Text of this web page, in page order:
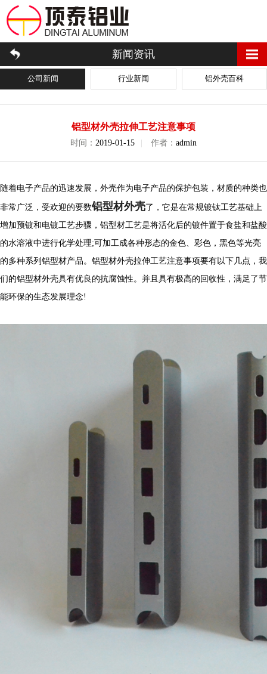
新闻资讯
公司新闻 行业新闻 铝外壳百科
铝型材外壳拉伸工艺注意事项
时间： 2019-01-15 作者： admin
随着电子产品的迅速发展，外壳作为电子产品的保护包装，材质的种类也
非常广泛，受欢迎的要数铝型材外壳了，它是在常规镀钛工艺基础上
增加预镀和电镀工艺步骤，铝型材工艺是将活化后的镀件置于食盐和盐酸
的水溶液中进行化学处理;可加工成各种形态的金色、彩色，黑色等光亮
的多种系列铝型材产品。铝型材外壳拉伸工艺注意事项要有以下几点，我
们的铝型材外壳具有优良的抗腐蚀性。并且具有极高的回收性，满足了节
能环保的生态发展理念!